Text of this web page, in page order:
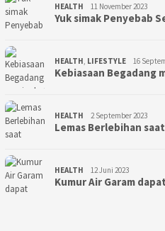
HEALTH 11 November 2023
Yuk simak Penyebab
HEALTH, LIFESTYLE 16
Kebiasaan Begadang
HEALTH 2 September 2023
Lemas Berlebihan
HEALTH 12 Juni 2023
Kumur Air Garam